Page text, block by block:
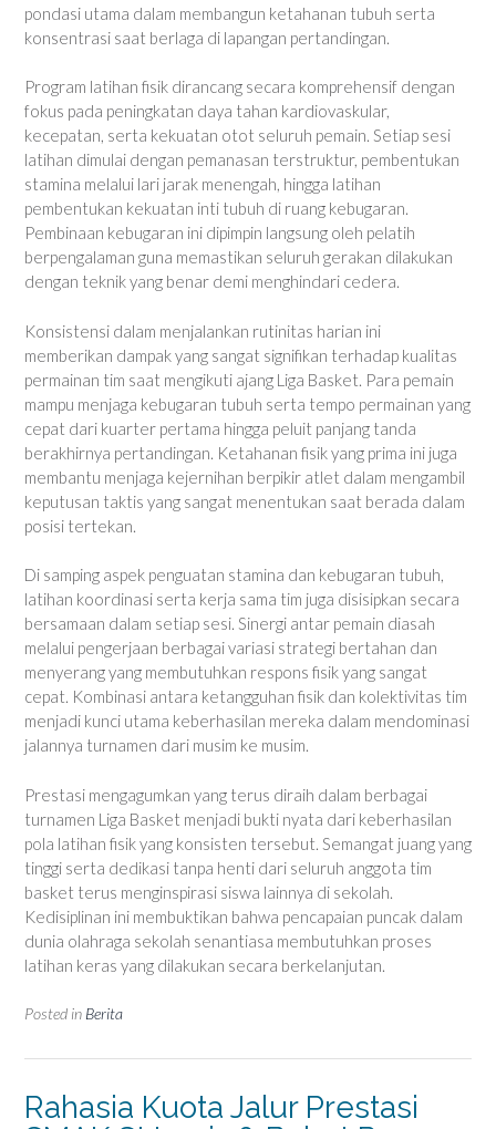
pondasi utama dalam membangun ketahanan tubuh serta
konsentrasi saat berlaga di lapangan pertandingan.
Program latihan fisik dirancang secara komprehensif dengan
fokus pada peningkatan daya tahan kardiovaskular,
kecepatan, serta kekuatan otot seluruh pemain. Setiap sesi
latihan dimulai dengan pemanasan terstruktur, pembentukan
stamina melalui lari jarak menengah, hingga latihan
pembentukan kekuatan inti tubuh di ruang kebugaran.
Pembinaan kebugaran ini dipimpin langsung oleh pelatih
berpengalaman guna memastikan seluruh gerakan dilakukan
dengan teknik yang benar demi menghindari cedera.
Konsistensi dalam menjalankan rutinitas harian ini
memberikan dampak yang sangat signifikan terhadap kualitas
permainan tim saat mengikuti ajang Liga Basket. Para pemain
mampu menjaga kebugaran tubuh serta tempo permainan yang
cepat dari kuarter pertama hingga peluit panjang tanda
berakhirnya pertandingan. Ketahanan fisik yang prima ini juga
membantu menjaga kejernihan berpikir atlet dalam mengambil
keputusan taktis yang sangat menentukan saat berada dalam
posisi tertekan.
Di samping aspek penguatan stamina dan kebugaran tubuh,
latihan koordinasi serta kerja sama tim juga disisipkan secara
bersamaan dalam setiap sesi. Sinergi antar pemain diasah
melalui pengerjaan berbagai variasi strategi bertahan dan
menyerang yang membutuhkan respons fisik yang sangat
cepat. Kombinasi antara ketangguhan fisik dan kolektivitas tim
menjadi kunci utama keberhasilan mereka dalam mendominasi
jalannya turnamen dari musim ke musim.
Prestasi mengagumkan yang terus diraih dalam berbagai
turnamen Liga Basket menjadi bukti nyata dari keberhasilan
pola latihan fisik yang konsisten tersebut. Semangat juang yang
tinggi serta dedikasi tanpa henti dari seluruh anggota tim
basket terus menginspirasi siswa lainnya di sekolah.
Kedisiplinan ini membuktikan bahwa pencapaian puncak dalam
dunia olahraga sekolah senantiasa membutuhkan proses
latihan keras yang dilakukan secara berkelanjutan.
Posted in Berita
Rahasia Kuota Jalur Prestasi